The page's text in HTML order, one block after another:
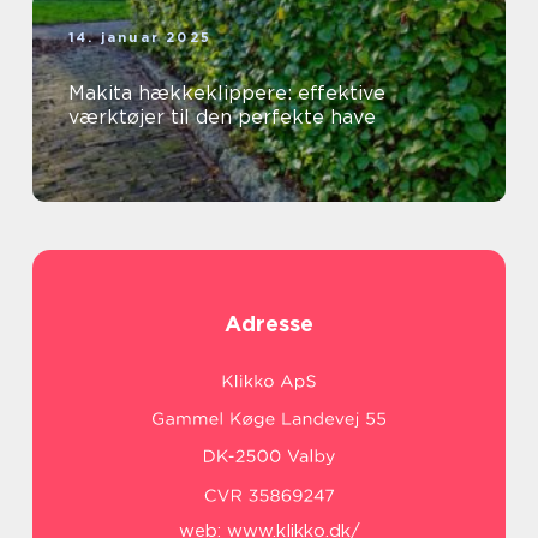
14. januar 2025
Makita hækkeklippere: effektive
værktøjer til den perfekte have
Adresse
web: www.klikko.dk/